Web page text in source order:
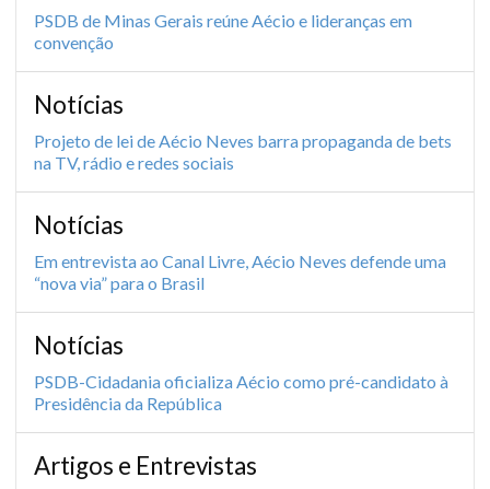
PSDB de Minas Gerais reúne Aécio e lideranças em
convenção
Notícias
Projeto de lei de Aécio Neves barra propaganda de bets
na TV, rádio e redes sociais
Notícias
Em entrevista ao Canal Livre, Aécio Neves defende uma
“nova via” para o Brasil
Notícias
PSDB-Cidadania oficializa Aécio como pré-candidato à
Presidência da República
Artigos e Entrevistas